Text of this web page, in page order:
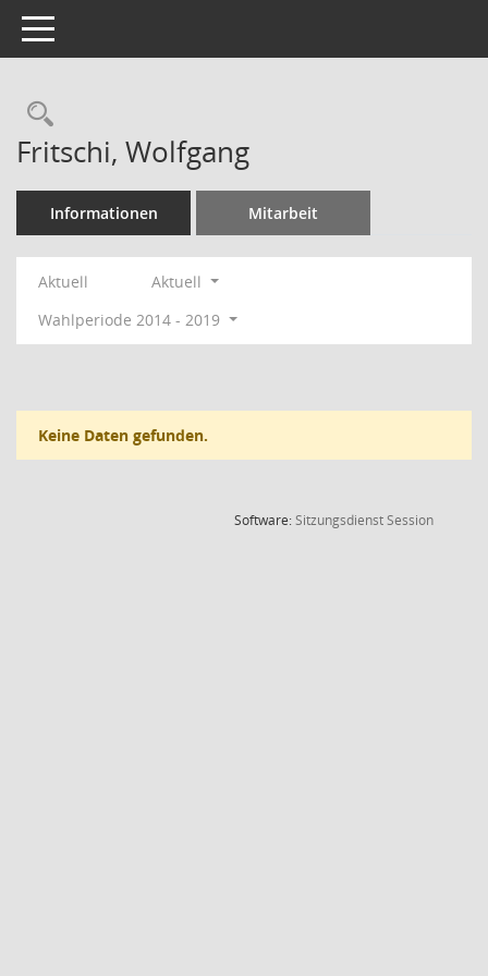
Toggle navigation
Rechercheauswahl
Fritschi, Wolfgang
Informationen Mitarbeit
Aktuell
Aktuell
Wahlperiode 2014 - 2019
Keine Daten gefunden.
Software:SitzungsdienstSession(Wird in